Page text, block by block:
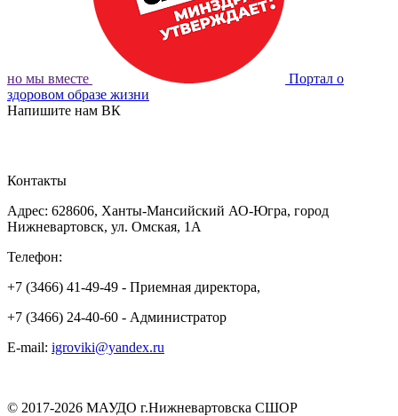
но мы вместе
Портал о
здоровом образе жизни
Напишите нам ВК
Контакты
Адрес: 628606, Ханты-Мансийский АО-Югра, город
Нижневартовск, ул. Омская, 1А
Телефон:
+7 (3466) 41-49-49 - Приемная директора,
+7 (3466) 24-40-60 - Администратор
E-mail: igroviki@yandex.ru
© 2017-2026 МАУДО г.Нижневартовска СШОР